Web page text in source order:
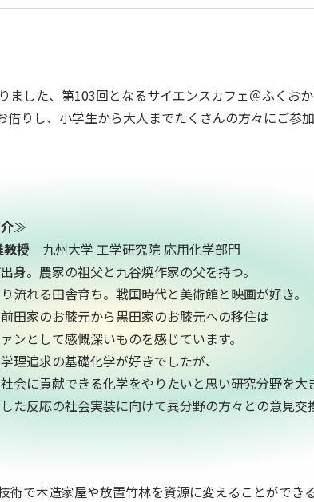
した、第103回となるサイエンスカフェ＠ふくお
りし、小学生から大人までたくさんの方々にご参
≫
教授 九州大学 工学研究院 応用化学部門
身。農家の祖父と九谷焼作家の父を持つ。
流れる田舎育ち。戦国時代と美術館と映画が好き。
田家のお膝元から黒田家のお膝元への移住は
ンとして感慨深いものを感じています。
理追求の基礎化学が好きでしたが、
会に貢献できる化学をやりたいと思い研究分野を大
た反応の社会実装に向けて異分野の方々との意見交
術で木造家屋や放置竹林を資源に変えることがで